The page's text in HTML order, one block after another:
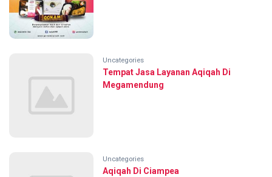
Uncategories
Tempat Jasa Layanan Aqiqah Di
Megamendung
Uncategories
Aqiqah Di Ciampea